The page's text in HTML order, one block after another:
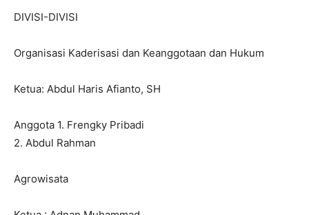
DIVISI-DIVISI
Organisasi Kaderisasi dan Keanggotaan dan Hukum
Ketua: Abdul Haris Afianto, SH
Anggota 1. Frengky Pribadi
2. Abdul Rahman
Agrowisata